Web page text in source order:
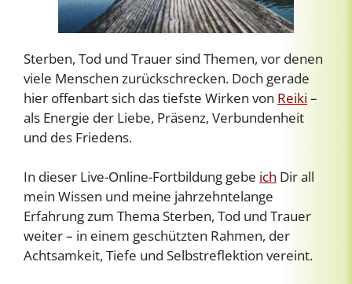
Sterben, Tod und Trauer sind Themen, vor denen
viele Menschen zurückschrecken. Doch gerade
hier offenbart sich das tiefste Wirken von Reiki –
als Energie der Liebe, Präsenz, Verbundenheit
und des Friedens.
In dieser Live-Online-Fortbildung gebe ich Dir all
mein Wissen und meine jahrzehntelange
Erfahrung zum Thema Sterben, Tod und Trauer
weiter – in einem geschützten Rahmen, der
Achtsamkeit, Tiefe und Selbstreflektion vereint.